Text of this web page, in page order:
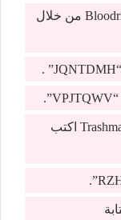
او شفرة سيارة من النوع Bloodring Banger من خلال
و للحصول على سيارة من النوع Trashmaster اكتب